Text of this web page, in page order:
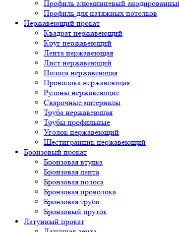
Профиль алюминиевый
Профиль для натяжных потолков
Нержавеющий прокат
Квадрат нержавеющий
Круг нержавеющий
Лента нержавеющая
Лист нержавеющий
Полоса нержавеющая
Проволока нержавеющая
Рулоны нержавеющие
Сварочные материалы
Труба нержавеющая
Трубы профильные
Уголок нержавеющий
Шестигранник нержавеющий
Бронзовый прокат
Бронзовая втулка
Бронзовая лента
Бронзовая полоса
Бронзовая проволока
Бронзовая труба
Бронзовый пруток
Латунный прокат